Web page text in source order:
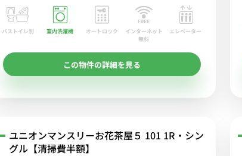
バストイレ別 室内洗濯機 オートロック
インターネット
無料
エレベーター
この物件の詳細を見る
ユニオンマンスリーお花茶屋５ 101 1R・シン
グル【清掃費半額】